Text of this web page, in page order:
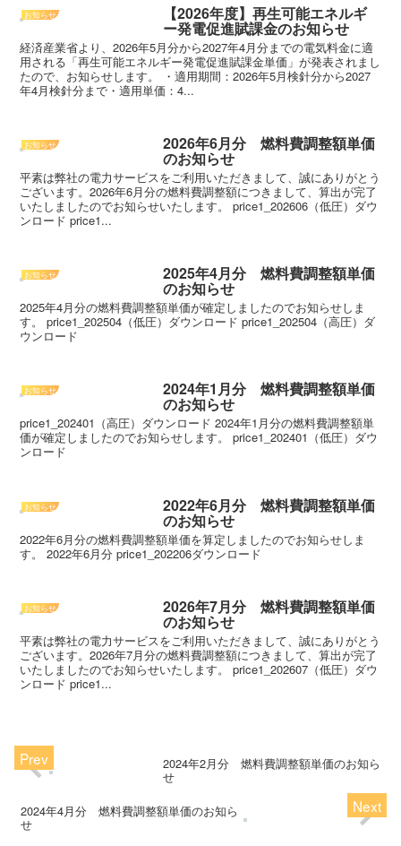
お知らせ 【2026年度】再生可能エネルギ
ー発電促進賦課金のお知らせ
経済産業省より、2026年5月分から2027年4月分までの電気料金に適
用される「再生可能エネルギー発電促進賦課金単価」が発表されまし
たので、お知らせします。 ・適用期間：2026年5月検針分から2027
年4月検針分まで・適用単価：4...
お知らせ 2026年6月分 燃料費調整額単価
のお知らせ
平素は弊社の電力サービスをご利用いただきまして、誠にありがとう
ございます。2026年6月分の燃料費調整額につきまして、算出が完了
いたしましたのでお知らせいたします。 price1_202606（低圧）ダウ
ンロード price1...
お知らせ 2025年4月分 燃料費調整額単価
のお知らせ
2025年4月分の燃料費調整額単価が確定しましたのでお知らせしま
す。 price1_202504（低圧）ダウンロード price1_202504（高圧）ダ
ウンロード
お知らせ 2024年1月分 燃料費調整額単価
のお知らせ
price1_202401（高圧）ダウンロード 2024年1月分の燃料費調整額単
価が確定しましたのでお知らせします。 price1_202401（低圧）ダウ
ンロード
お知らせ 2022年6月分 燃料費調整額単価
のお知らせ
2022年6月分の燃料費調整額単価を算定しましたのでお知らせしま
す。 2022年6月分 price1_202206ダウンロード
お知らせ 2026年7月分 燃料費調整額単価
のお知らせ
平素は弊社の電力サービスをご利用いただきまして、誠にありがとう
ございます。2026年7月分の燃料費調整額につきまして、算出が完了
いたしましたのでお知らせいたします。 price1_202607（低圧）ダウ
ンロード price1...
2024年2月分 燃料費調整額単価のお知ら
せ
2024年4月分 燃料費調整額単価のお知ら
せ